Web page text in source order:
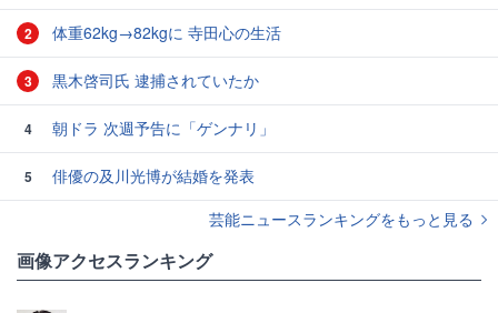
2 体重62kg→82kgに 寺田心の生活
3 黒木啓司氏 逮捕されていたか
4 朝ドラ 次週予告に「ゲンナリ」
5
俳優の及川光博が結婚を発表
芸能ニュースランキングをもっと見る
画像アクセスランキング